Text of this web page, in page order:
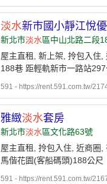
淡水新巿國小靜江悅
新北市淡水區中山北路二段
屋主直租, 新上架, 拎包入住
188巷 距輕軌新市一路站297
591 - https://rent.591.com.tw/
雅緻淡水套房
新北市淡水區文化路63號
屋主直租, 拎包入住, 近商圈
馬偕花園(客船碼頭)188公尺
591 - https://rent.591.com.tw/